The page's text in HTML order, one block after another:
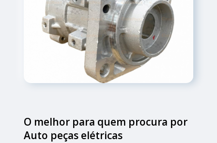
O melhor para quem procura por
Auto peças elétricas